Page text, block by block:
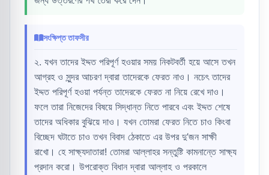
সংক্ষিপ্ত তাফসীর
২. যখন তাদের ইদ্দত পরিপূর্ণ হওয়ার সময় নিকটবর্তী হয়ে আসে তখন
আগ্রহ ও সুন্দর আচরণ দ্বারা তাদেরকে ফেরত নাও। নচেৎ তাদের
ইদ্দত পরিপূর্ণ হওয়া পর্যন্ত তাদেরকে ফেরত না নিয়ে রেখে দাও।
ফলে তারা নিজেদের বিষয়ে সিদ্ধান্ত নিতে পারবে এবং ইদ্দত শেষে
তাদের অধিকার বুঝিয়ে দাও। যখন তোমরা ফেরত নিতে চাও কিংবা
বিচ্ছেদ ঘটাতে চাও তখন বিবাদ ঠেকাতে এর উপর দু’জন সাক্ষী
রাখো। হে সাক্ষ্যদাতারা! তোমরা আল্লাহর সন্তুষ্টি কামনান্তে সাক্ষ্য
প্রদান করো। উপরোক্ত বিধান দ্বারা আল্লাহ ও পরকালে